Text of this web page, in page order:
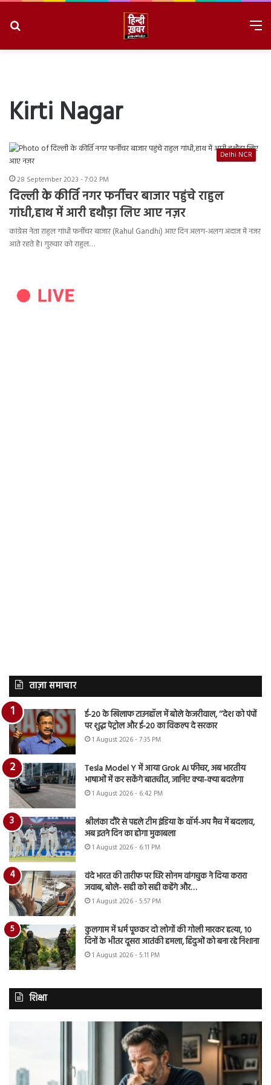
Kirti Nagar
Delhi NCR
28 September 2023 - 7:02 PM
दिल्ली के कीर्ति नगर फर्नीचर बाजार पहुंचे राहुल
गांधी,हाथ में आरी हथौड़ा लिए आए नज़र
कांग्रेस नेता राहुल गांधी फर्नीचर बाजार (Rahul Gandhi) आए दिन अलग-अलग अंदाज में नजर
आते रहते है। गुरुवार को राहुल…
ताज़ा समाचार
ई-20 के खिलाफ टाउनहॉल में बोले केजरीवाल, ‘‘देश को पंपों
पर शुद्ध पेट्रोल और ई-20 का विकल्प दे सरकार
1 August 2026 - 7:35 PM
Tesla Model Y में आया Grok AI फीचर, अब भारतीय
भाषाओं में कर सकेंगे बातचीत, जानिए क्या-क्या बदलेगा
1 August 2026 - 6:42 PM
श्रीलंका दौरे से पहले टीम इंडिया के वॉर्म-अप मैच में बदलाव,
अब इतने दिन का होगा मुकाबला
1 August 2026 - 6:11 PM
वंदे भारत की तारीफ पर घिरे सोनम वांगचुक ने दिया करारा
जवाब, बोले- सही को सही कहेंगे और…
1 August 2026 - 5:57 PM
कुलगाम में धर्म पूछकर दो लोगों की गोली मारकर हत्या, 10
दिनों के भीतर दूसरा आतंकी हमला, हिंदुओं को बना रहे निशाना
1 August 2026 - 5:11 PM
शिक्षा